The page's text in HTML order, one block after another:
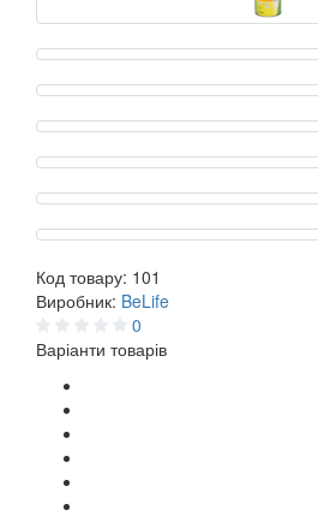
Код товару: 101
Виробник: BeLife
0
Варіанти товарів